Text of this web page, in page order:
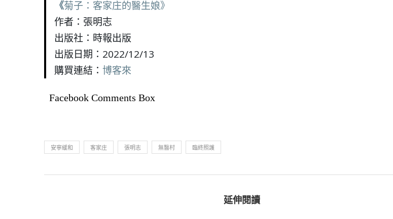
《菊子：客家庄的醫生娘》
作者：張明志
出版社：時報出版
出版日期：2022/12/13
購買連結： 博客來
Facebook Comments Box
安寧緩和 客家庄 張明志 無醫村 臨終照護
延伸閱讀